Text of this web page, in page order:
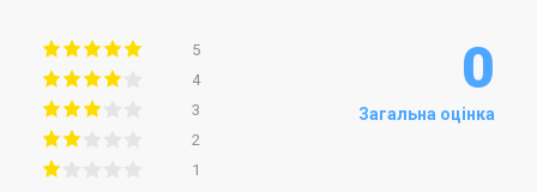
5
4
3
2
1
0
Загальна оцінка